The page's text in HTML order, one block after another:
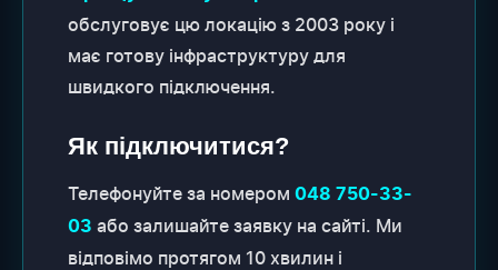
обслуговує цю локацію з 2003 року і
має готову інфраструктуру для
швидкого підключення.
Як підключитися?
Телефонуйте за номером 048 750-33-
03 або залишайте заявку на сайті. Ми
відповімо протягом 10 хвилин і